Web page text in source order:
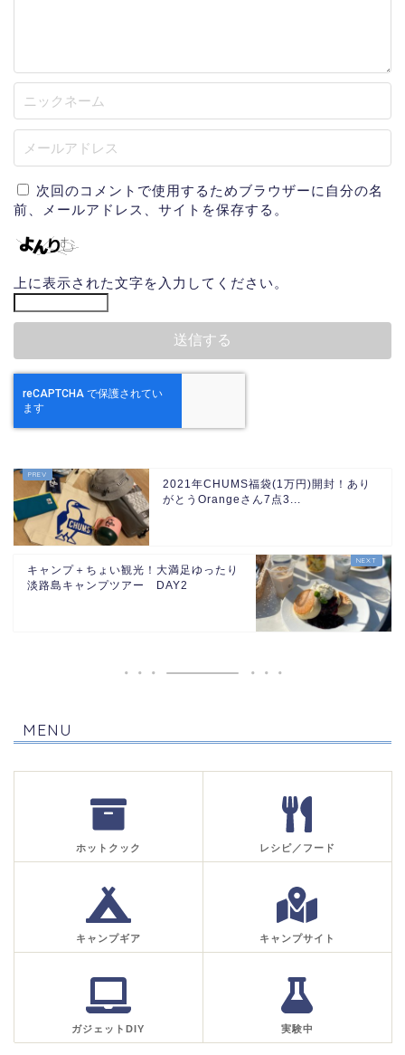
次回のコメントで使用するためブラウザーに自分の名
前、メールアドレス、サイトを保存する。
上に表示された文字を入力してください。
2021年CHUMS福袋(1万円)開封！あり
がとうOrangeさん7点3...
キャンプ＋ちょい観光！大満足ゆったり
淡路島キャンプツアー DAY2
MENU
ホットクック レシピ／フード
キャンプギア キャンプサイト
ガジェットDIY 実験中